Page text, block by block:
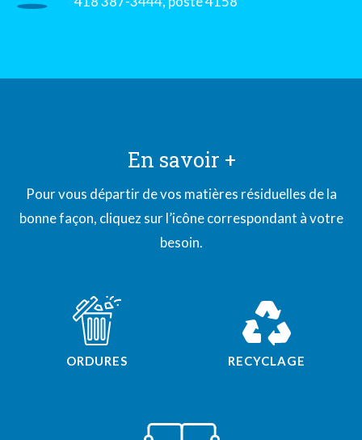
En savoir +
Pour vous départir de vos matières résiduelles de la
bonne façon, cliquez sur l’icône correspondant à votre
besoin.
ORDURES RECYCLAGE